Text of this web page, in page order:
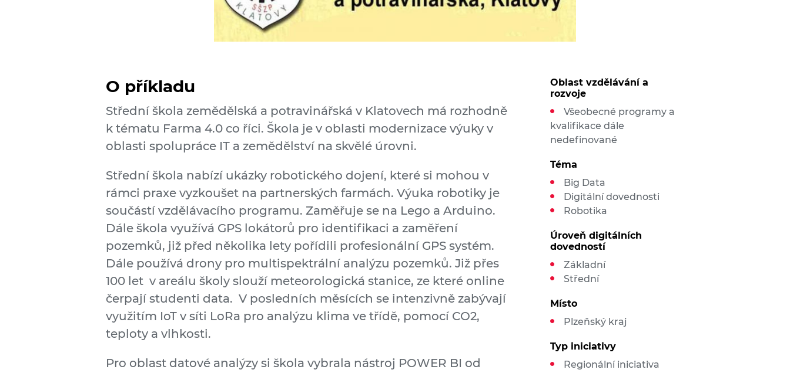
O příkladu
Střední škola zemědělská a potravinářská v Klatovech má rozhodně
k tématu Farma 4.0 co říci. Škola je v oblasti modernizace výuky v
oblasti spolupráce IT a zemědělství na skvělé úrovni.
Střední škola nabízí ukázky robotického dojení, které si mohou v
rámci praxe vyzkoušet na partnerských farmách. Výuka robotiky je
součástí vzdělávacího programu. Zaměřuje se na Lego a Arduino.
Dále škola využívá GPS lokátorů pro identifikaci a zaměření
pozemků, již před několika lety pořídili profesionální GPS systém.
Dále používá drony pro multispektrální analýzu pozemků. Již přes
100 let v areálu školy slouží meteorologická stanice, ze které online
čerpají studenti data. V posledních měsících se intenzivně zabývají
využitím IoT v síti LoRa pro analýzu klima ve třídě, pomocí CO2,
teploty a vlhkosti.
Pro oblast datové analýzy si škola vybrala nástroj POWER BI od
Oblast vzdělávání a
rozvoje
Všeobecné programy a
kvalifikace dále
nedefinované
Téma
Big Data
Digitální dovednosti
Robotika
Úroveň digitálních
dovedností
Základní
Střední
Místo
Plzeňský kraj
Typ iniciativy
Regionální iniciativa